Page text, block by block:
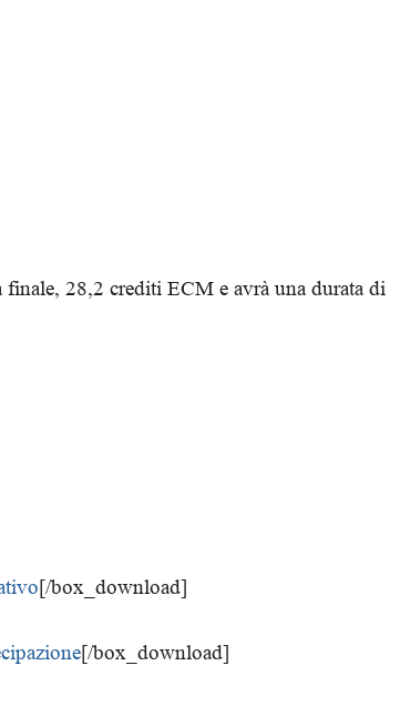
28,2 crediti ECM e avrà una durata di
[/box_download]
[/box_download]